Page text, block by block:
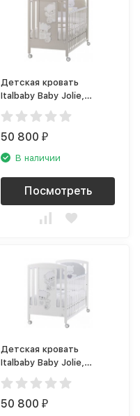
Детская кровать
Italbaby Baby Jolie,
шоколад
50 800₽
В наличии
Посмотреть
Детская кровать
Italbaby Baby Jolie,
белый/серый
50 800₽